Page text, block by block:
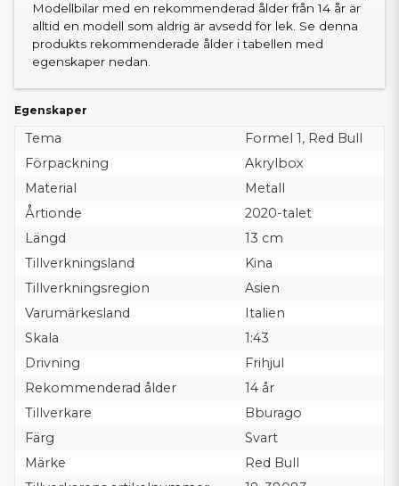
Modellbilar med en rekommenderad ålder från 14 år är
alltid en modell som aldrig är avsedd för lek. Se denna
produkts rekommenderade ålder i tabellen med
egenskaper nedan.
Egenskaper
Tema
Formel 1, Red Bull
Förpackning
Akrylbox
Material
Metall
Årtionde
2020-talet
Längd
13 cm
Tillverkningsland
Kina
Tillverkningsregion
Asien
Varumärkesland
Italien
Skala
1:43
Drivning
Frihjul
Rekommenderad ålder
14 år
Tillverkare
Bburago
Färg
Svart
Märke
Red Bull